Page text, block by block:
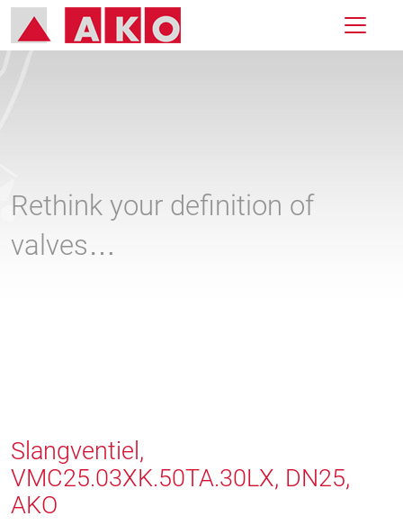
Rethink your definition of
valves…
Slangventiel,
VMC25.03XK.50TA.30LX, DN25,
AKO